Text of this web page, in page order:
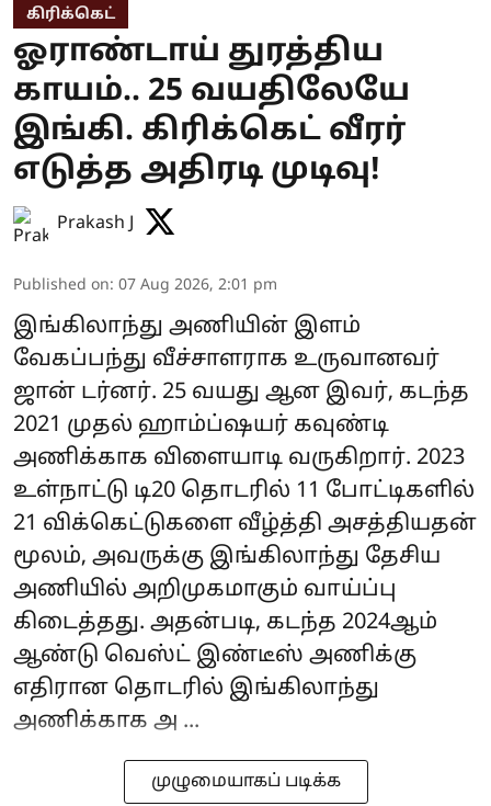
கிரிக்கெட்
ஓராண்டாய் துரத்திய
காயம்.. 25 வயதிலேயே
இங்கி. கிரிக்கெட் வீரர்
எடுத்த அதிரடி முடிவு!
Prakash J
Published on: 07 Aug 2026, 2:01 pm
இங்கிலாந்து அணியின் இளம்
வேகப்பந்து வீச்சாளராக உருவானவர்
ஜான் டர்னர். 25 வயது ஆன இவர், கடந்த
2021 முதல் ஹாம்ப்ஷயர் கவுண்டி
அணிக்காக விளையாடி வருகிறார். 2023
உள்நாட்டு டி20 தொடரில் 11 போட்டிகளில்
21 விக்கெட்டுகளை வீழ்த்தி அசத்தியதன்
மூலம், அவருக்கு இங்கிலாந்து தேசிய
அணியில் அறிமுகமாகும் வாய்ப்பு
கிடைத்தது. அதன்படி, கடந்த 2024ஆம்
ஆண்டு வெஸ்ட் இண்டீஸ் அணிக்கு
எதிரான தொடரில் இங்கிலாந்து
அணிக்காக அ ...
முழுமையாகப் படிக்க